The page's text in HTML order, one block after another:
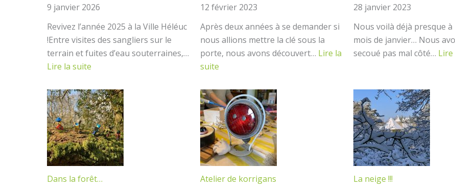
9 janvier 2026
Revivez l’année 2025 à la Ville Héléuc
!Entre visites des sangliers sur le
terrain et fuites d’eau souterraines,…
Lire la suite
année
2026
!
12 février 2023
Après deux années à se demander si
nous allions mettre la clé sous la
porte, nous avons découvert… Lire la
suite
aventure
–
workaway
28 janvier 2023
Nous voilà déjà presque à
mois de janvier… Nous
secoué pas mal côté… Lire
Dans la forêt…
Atelier de korrigans
La neige !!!